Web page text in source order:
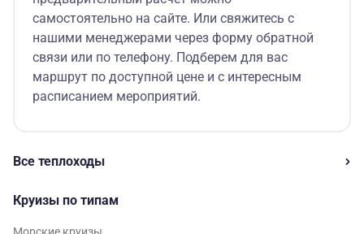
самостоятельно на сайте. Или свяжитесь с
нашими менеджерами через форму обратной
связи или по телефону. Подберем для вас
маршрут по доступной цене и с интересным
расписанием мероприятий.
Все теплоходы
Круизы по типам